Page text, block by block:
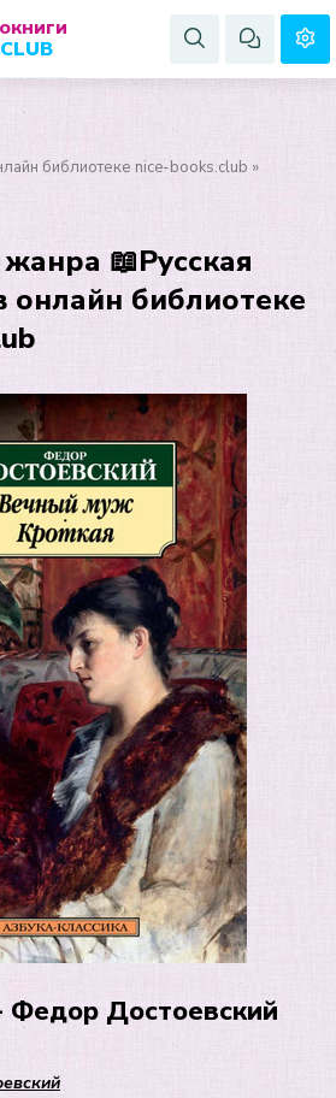
библиотеке nice-books.club »
📖Русская
онлайн библиотеке
Достоевский